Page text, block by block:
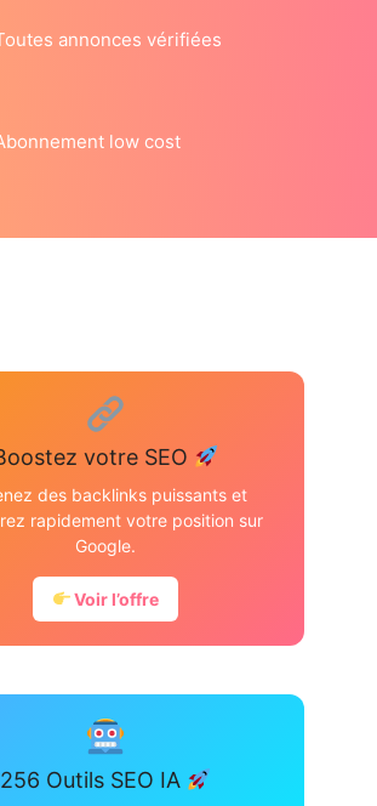
annonces vérifiées
low cost
votre SEO
des backlinks puissants et
rapidement votre position sur
Google.
Voir l’offre
256 Outils SEO IA